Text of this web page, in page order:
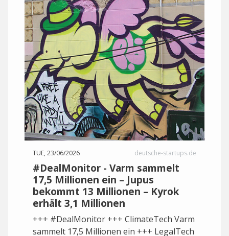
TUE, 23/06/2026 deutsche-startups.de
#DealMonitor - Varm sammelt
17,5 Millionen ein – Jupus
bekommt 13 Millionen – Kyrok
erhält 3,1 Millionen
+++ #DealMonitor +++ ClimateTech Varm
sammelt 17,5 Millionen ein +++ LegalTech